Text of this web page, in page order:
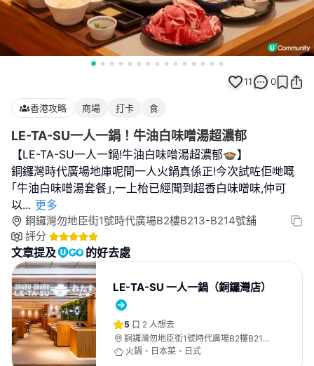
11 0
香港攻略 商場 打卡 食
LE-TA-SU一人一鍋！牛油白味噌湯超濃郁
【LE-TA-SU一人一鍋!牛油白味噌湯超濃郁🍲】
銅鑼灣時代廣場地庫呢間一人火鍋真係正!今次試咗佢哋嘅
｢牛油白味噌湯套餐｣,一上枱已經聞到超香白味噌味,仲可
以... 更多
銅鑼灣勿地臣街1號時代廣場B2樓B213-B214號舖
評分
文章提及 的好去處
LE-TA-SU 一人一鍋（銅鑼灣店）
5 2 人想去
銅鑼灣勿地臣街1號時代廣場B2樓B213-
B214號舖
火鍋、日本菜、日式